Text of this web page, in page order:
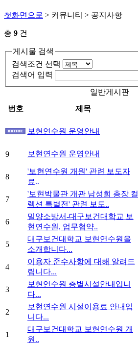
첫화면으로 > 커뮤니티 > 공지사항
총 9 건
게시물 검색
검색조건 선택
검색어 입력
일반게시판
번호
제목
보현연수원 운영안내
9 보현연수원 운영안내
8
'보현연수원 개원' 관련 보도자
료..
7
'보현박물관 개관 남성희 총장 컬
렉션 특별전' 관련 보도..
6
밀양소방서-대구보건대학교 보
현연수원, 업무협약..
5
대구보건대학교 보현연수원을
소개합니다...
4
이용자 준수사항에 대해 알려드
립니다...
3
보현연수원 층별시설안내입니
다...
2
보현연수원 시설이용료 안내입
니다...
1
대구보건대학교 보현연수원 개
원..